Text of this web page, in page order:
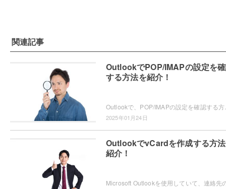
関連記事
OutlookでPOP/IMAPの設定を
する方法を紹介！
2025年01月24日
OutlookでvCardを作成する方
紹介！